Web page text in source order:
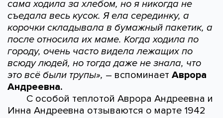
сама ходила за хлебом, но я никогда не
съедала весь кусок. Я ела серединку, а
корочки складывала в бумажный пакетик, а
после относила их маме. Когда ходила по
городу, очень часто видела лежащих по
всюду людей, но тогда даже не знала, что
это всё были трупы», – вспоминает Аврора
Андреевна.
С особой теплотой Аврора Андреевна и
Инна Андреевна отзываются о марте 1942